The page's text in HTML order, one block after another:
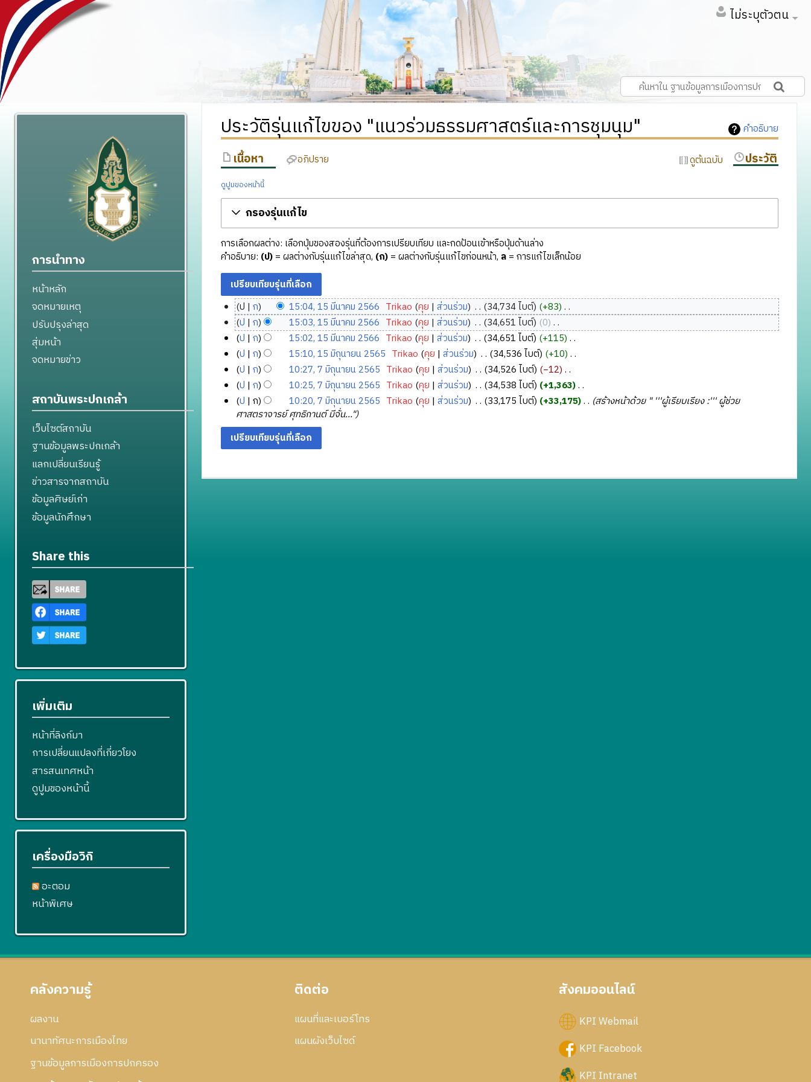
ไม่ระบุตัวตน
คำอธิบาย
ประวัติรุ่นแก้ไขของ "แนวร่วมธรรมศาสตร์และการชุมนุม"
เนื้อหา อภิปราย ดูต้นฉบับ ประวัติ
ดูปูมของหน้านี้
กรองรุ่นแก้ไข
การเลือกผลต่าง: เลือกปุ่มของสองรุ่นที่ต้องการเปรียบเทียบ และกดป้อนเข้าหรือปุ่มด้านล่าง
คำอธิบาย: (ป)= ผลต่างกับรุ่นแก้ไขล่าสุด, (ก)= ผลต่างกับรุ่นแก้ไขก่อนหน้า, ล= การแก้ไขเล็กน้อย
1
5
มี
น
า
ค
ม
5
6
ป ก 15:04, 15 มีนาคม 2566 Trikao คุย ส่วนร่วม ‎ 34,734 ไบต์ +83 ‎
ไ
ม่
มี
ค
ว
า
ม
ย่
อ
ก
า
แ
ป ก 15:03, 15 มีนาคม 2566 Trikao คุย ส่วนร่วม ‎ 34,651 ไบต์ 0 ‎
ไ
ม่
มี
ค
ว
า
ม
ย่
อ
ร
ป ก 15:02, 15 มีนาคม 2566 Trikao คุย ส่วนร่วม ‎ 34,651 ไบต์ +115 ‎
ไ
ม่
มี
ค
ว
า
ม
ย่
า
1
5
มิ
น
ย
2
ป ก 15:10, 15 มิถุนายน 2565 Trikao คุย ส่วนร่วม ‎ 34,536 ไบต์ +10 ‎
ไ
ม่
มี
ค
ว
า
ม
7
มิ
น
ย
2
ป ก 10:27, 7 มิถุนายน 2565 Trikao คุย ส่วนร่วม ‎ 34,526 ไบต์ −12 ‎
ไ
ม่
มี
ค
ว
า
ย่
ป ก 10:25, 7 มิถุนายน 2565 Trikao คุย ส่วนร่วม ‎ 34,538 ไบต์ +1,363 ‎
ไ
ม่
มี
ค
ว
ม
ป ก 10:20, 7 มิถุนายน 2565 Trikao คุย ส่วนร่วม ‎ 33,175 ไบต์ +33,175 ‎
สร้างหน้าด้วย " '''ผู้เรียบเรียง :''' ผู้ช่วย
ศาสตราจารย์ ศุทธิกานต์ มีจั่น..."
การนำทาง
หน้าหลัก
จดหมายเหตุ
ปรับปรุงล่าสุด
สุ่มหน้า
จดหมายข่าว
สถาบันพระปกเกล้า
เว็บไซต์สถาบัน
ฐานข้อมูลพระปกเกล้า
แลกเปลี่ยนเรียนรู้
ข่าวสารจากสถาบัน
ข้อมูลศิษย์เก่า
ข้อมูลนักศึกษา
Share this
เพิ่มเติม
หน้าที่ลิงก์มา
การเปลี่ยนแปลงที่เกี่ยวโยง
สารสนเทศหน้า
ดูปูมของหน้านี้
เครื่องมือวิกิ
อะตอม
หน้าพิเศษ
คลังความรู้
ผลงาน
นานาทัศนะการเมืองไทย
ฐานข้อมูลการเมืองการปกครอง
ติดต่อ
แผนที่และเบอร์โทร
แผนผังเว็บไซด์
สังคมออนไลน์
KPI Webmail
KPI Facebook
KPI Intranet